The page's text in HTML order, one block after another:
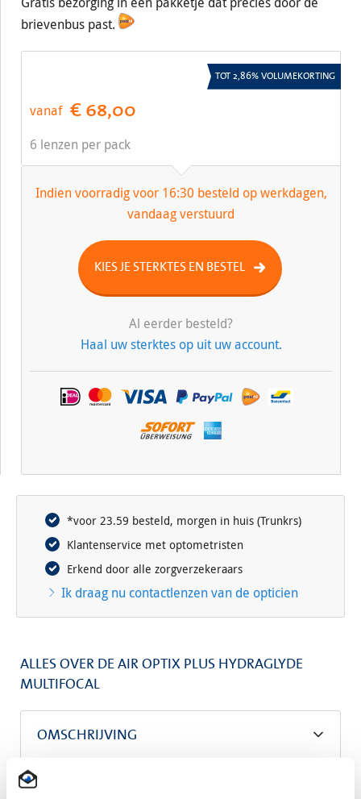
brievenbus past.
vanaf € 68,00
6 lenzen per pack
TOT 2,86% VOLUMEKORTING
Indien voorradig voor 16:30 besteld op werkdagen,
vandaag verstuurd
KIES JE STERKTES EN BESTEL
Al eerder besteld?
Haal uw sterktes op uit uw account.
*voor 23.59 besteld, morgen in huis (Trunkrs)
Klantenservice met optometristen
Erkend door alle zorgverzekeraars
Ik draag nu contactlenzen van de opticien
ALLES OVER DE AIR OPTIX PLUS HYDRAGLYDE
MULTIFOCAL
OMSCHRIJVING